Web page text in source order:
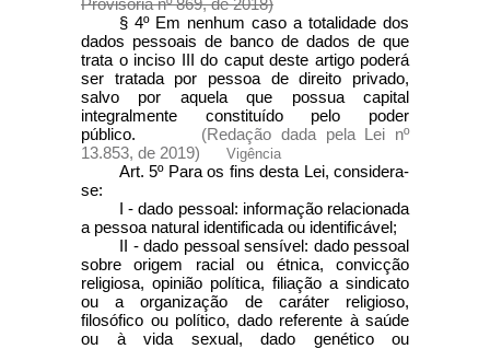
Provisória nº 869, de 2018)
§ 4º Em nenhum caso a totalidade dos
dados pessoais de banco de dados de que
trata o inciso III do caputdeste artigo poderá
ser tratada por pessoa de direito privado,
salvo por aquela que possua capital
integralmente constituído pelo poder
público.
(Redação dada pela Lei nº
13.853, de 2019)
Vigência
Art. 5º Para os fins desta Lei, considera-
se:
I - dado pessoal: informação relacionada
a pessoa natural identificada ou identificável;
II - dado pessoal sensível: dado pessoal
sobre origem racial ou étnica, convicção
religiosa, opinião política, filiação a sindicato
ou a organização de caráter religioso,
filosófico ou político, dado referente à saúde
ou à vida sexual, dado genético ou